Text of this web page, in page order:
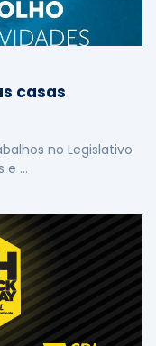
casas
no Legislativo
e …